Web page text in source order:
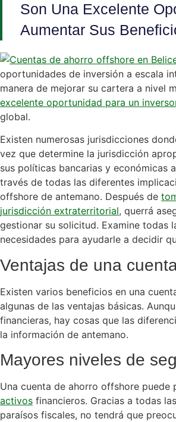
Son Una Excelente
Aumentar Sus
oportunidades de inversión a escala
manera de mejorar su cartera a nivel
excelente oportunidad para un
global.
Existen numerosas jurisdicciones
vez que determine la jurisdicción
sus políticas bancarias y económicas
través de todas las diferentes
offshore de antemano. Después de
jurisdicción extraterritorial, querrá
gestionar su solicitud. Examine todas
necesidades para ayudarle a decidir
Ventajas de una
Existen varios beneficios en una
algunas de las ventajas básicas.
financieras, hay cosas que las
la información de antemano.
Mayores niveles de
Una cuenta de ahorro offshore puede
activos financieros. Gracias a todas
paraísos fiscales, no tendrá que